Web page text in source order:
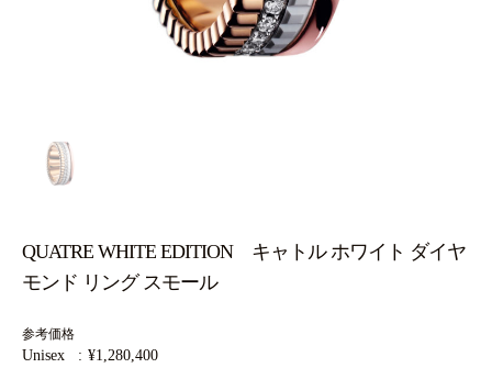
QUATRE WHITE EDITION キャトル ホワイト ダイヤ
モンド リング スモール
参考価格
Unisex ¥1,280,400